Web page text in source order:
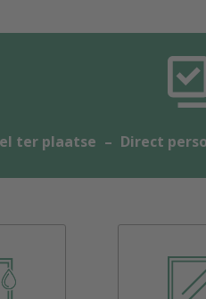
ter plaatse – Direct